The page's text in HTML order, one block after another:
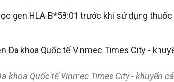
gen HLA-B*58:01 trước khi sử dụng
khoa Quốc tế Vinmec Times City -